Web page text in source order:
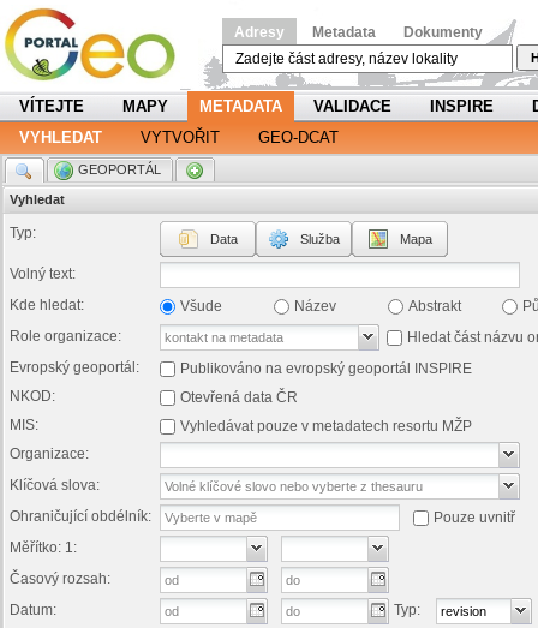
Adresy Metadata Dokumenty
VÍTEJTE MAPY METADATA VALIDACE INSPIRE
VYHLEDAT
VYTVOŘIT GEO-DCAT
GEOPORTÁL
Vyhledat
Typ: Data Služba Mapa
Volný text:
Kde hledat:
Všude Název Abstrakt
Role organizace:
Hledat část názvu
Evropský geoportál:
Publikováno na evropský geoportál INSPIRE
NKOD:
Otevřená data ČR
MIS:
Vyhledávat pouze v metadatech resortu MŽP
Organizace:
Klíčová slova:
Ohraničující obdélník:
Pouze uvnitř
Měřítko: 1:
Časový rozsah:
Datum:
Typ: